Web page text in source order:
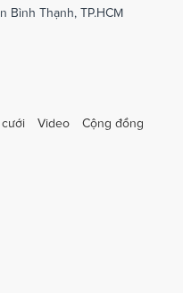
Bình Thạnh, TP.HCM
Video Cộng đồng